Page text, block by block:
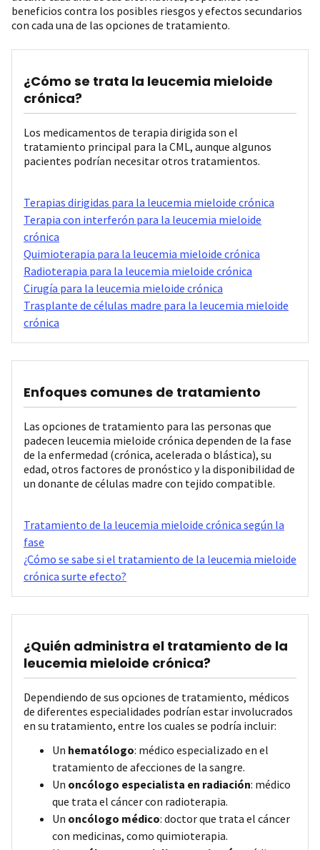
beneficios contra los posibles riesgos y efectos secundarios
con cada una de las opciones de tratamiento.
¿Cómo se trata la leucemia mieloide
crónica?
Los medicamentos de terapia dirigida son el
tratamiento principal para la CML, aunque algunos
pacientes podrían necesitar otros tratamientos.
Terapias dirigidas para la leucemia mieloide crónica
Terapia con interferón para la leucemia mieloide
crónica
Quimioterapia para la leucemia mieloide crónica
Radioterapia para la leucemia mieloide crónica
Cirugía para la leucemia mieloide crónica
Trasplante de células madre para la leucemia mieloide
crónica
Enfoques comunes de tratamiento
Las opciones de tratamiento para las personas que
padecen leucemia mieloide crónica dependen de la fase
de la enfermedad (crónica, acelerada o blástica), su
edad, otros factores de pronóstico y la disponibilidad de
un donante de células madre con tejido compatible.
Tratamiento de la leucemia mieloide crónica según la
fase
¿Cómo se sabe si el tratamiento de la leucemia mieloide
crónica surte efecto?
¿Quién administra el tratamiento de la
leucemia mieloide crónica?
Dependiendo de sus opciones de tratamiento, médicos
de diferentes especialidades podrían estar involucrados
en su tratamiento, entre los cuales se podría incluir:
Un hematólogo: médico especializado en el
tratamiento de afecciones de la sangre.
Un oncólogo especialista en radiación: médico
que trata el cáncer con radioterapia.
Un oncólogo médico: doctor que trata el cáncer
con medicinas, como quimioterapia.